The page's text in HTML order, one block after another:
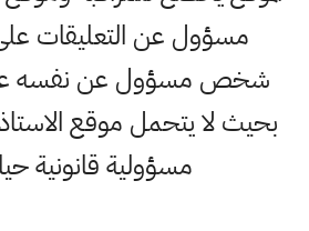
مسؤول عن التعليقات
شخص مسؤول عن نفسه عند
بحيث لا يتحمل موقع
مسؤولية قانونية